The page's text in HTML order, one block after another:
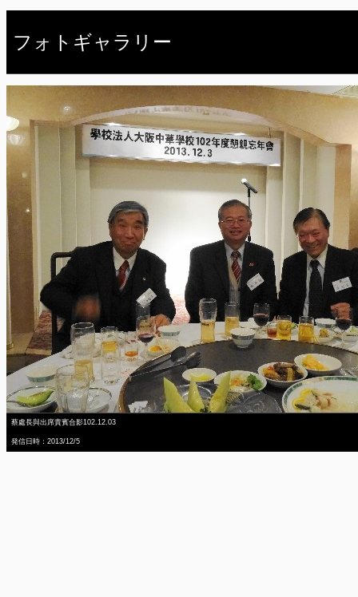
フォトギャラリー
蔡處長與出席貴賓合影102.12.03
発信日時：2013/12/5